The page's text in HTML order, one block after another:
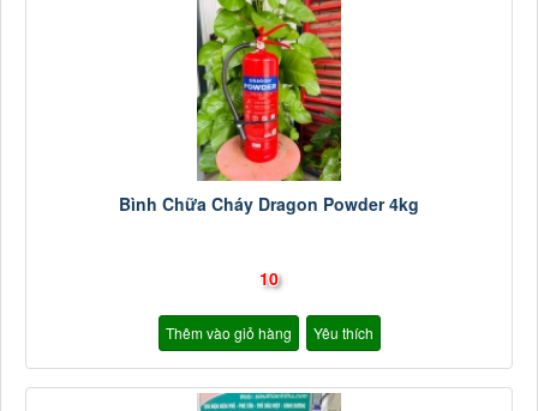
Bình Chữa Cháy Dragon Powder 4kg
10
Thêm vào giỏ hàng Yêu thích